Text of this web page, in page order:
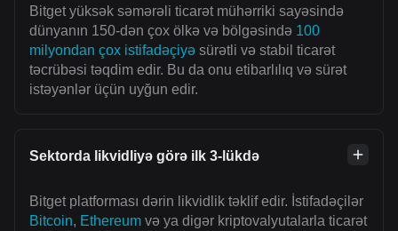
Bitget yüksək səmərəli ticarət mühərriki sayəsində
dünyanın 150-dən çox ölkə və bölgəsində 100
milyondan çox istifadəçiyə sürətli və stabil ticarət
təcrübəsi təqdim edir. Bu da onu etibarlılıq və sürət
istəyənlər üçün uyğun edir.
Sektorda likvidliyə görə ilk 3-lükdə
Bitget platforması dərin likvidlik təklif edir. İstifadəçilər
Bitcoin, Ethereum və ya digər kriptovalyutalarla ticarət